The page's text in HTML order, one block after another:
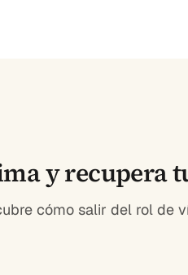
y recupera
cómo salir del rol